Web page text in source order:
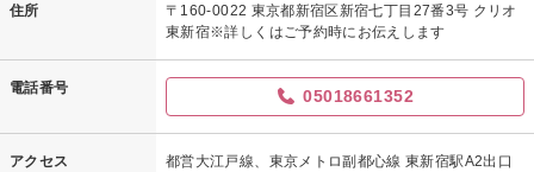
住所
〒160-0022 東京都新宿区新宿七丁目27番3号 クリオ
東新宿※詳しくはご予約時にお伝えします
電話番号 05018661352
アクセス
都営大江戸線、東京メトロ副都心線 東新宿駅A2出口